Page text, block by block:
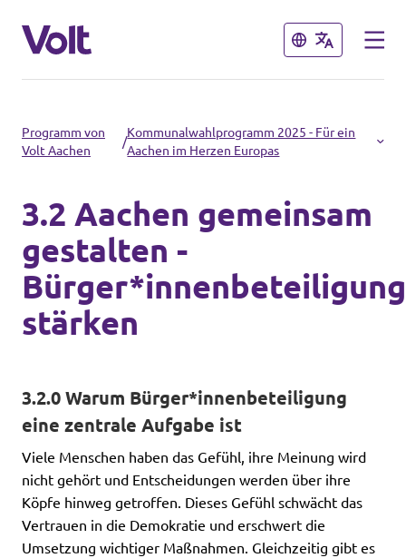
Schließen
Volt in Nordrhein-Westfalen
Volt vor Ort in NRW
Volt in Deutschland
Website
Volt Deutschland Merchandise Shop
Schließen
Programm
Über Volt
Menschen
Neuigkeiten
Unsere Events
Kontakt
Programm von
Volt Aachen
/
Kommunalwahlprogramm 2025 - Für ein
Aachen im Herzen Europas
3.2 Aachen gemeinsam
gestalten -
Bürger*innenbeteiligung
stärken
3.2.0 Warum Bürger*innenbeteiligung
eine zentrale Aufgabe ist
Viele Menschen haben das Gefühl, ihre Meinung wird
nicht gehört und Entscheidungen werden über ihre
Köpfe hinweg getroffen. Dieses Gefühl schwächt das
Vertrauen in die Demokratie und erschwert die
Umsetzung wichtiger Maßnahmen. Gleichzeitig gibt es